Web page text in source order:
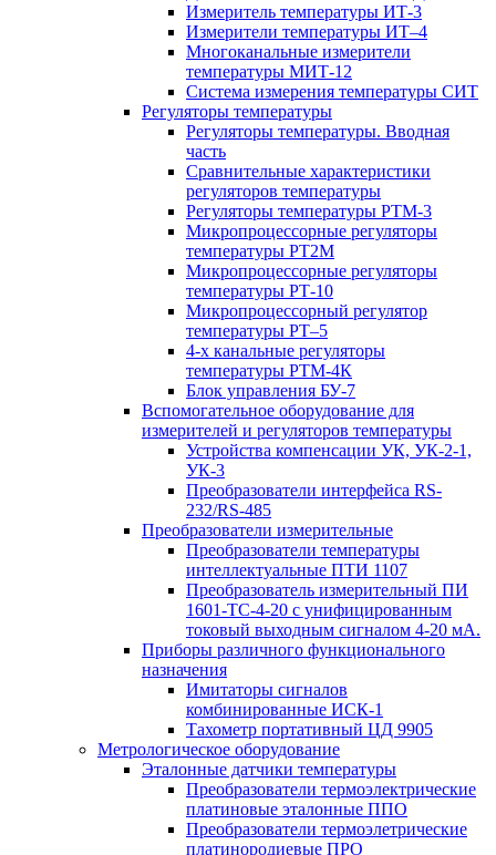
Измеритель температуры ИТ-3
Измерители температуры ИТ–4
Многоканальные измерители
температуры МИТ-12
Система измерения температуры СИТ
Регуляторы температуры
Регуляторы температуры. Вводная
часть
Сравнительные характеристики
регуляторов температуры
Регуляторы температуры РТМ-3
Микропроцессорные регуляторы
температуры РТ2М
Микропроцессорные регуляторы
температуры РТ-10
Микропроцессорный регулятор
температуры РТ–5
4-х канальные регуляторы
температуры РТМ-4К
Блок управления БУ-7
Вспомогательное оборудование для
измерителей и регуляторов температуры
Устройства компенсации УК, УК-2-1,
УК-3
Преобразователи интерфейса RS-
232/RS-485
Преобразователи измерительные
Преобразователи температуры
интеллектуальные ПТИ 1107
Преобразователь измерительный ПИ
1601-ТС-4-20 с унифицированным
токовый выходным сигналом 4-20 мА.
Приборы различного функционального
назначения
Имитаторы сигналов
комбинированные ИСК-1
Тахометр портативный ЦД 9905
Метрологическое оборудование
Эталонные датчики температуры
Преобразователи термоэлектрические
платиновые эталонные ППО
Преобразователи термоэлетрические
платинородиевые ПРО